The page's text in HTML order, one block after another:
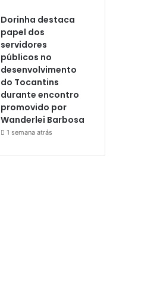
Dorinha destaca
papel dos
servidores
públicos no
desenvolvimento
do Tocantins
durante encontro
promovido por
Wanderlei Barbosa
1 semana atrás